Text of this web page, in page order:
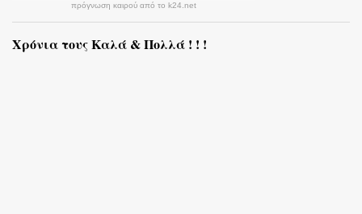
πρόγνωση καιρού από το k24.net
Χρόνια τους Καλά & Πολλά ! ! !